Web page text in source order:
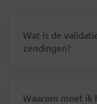
Wat is de
zendingen?
Waarom moet ik